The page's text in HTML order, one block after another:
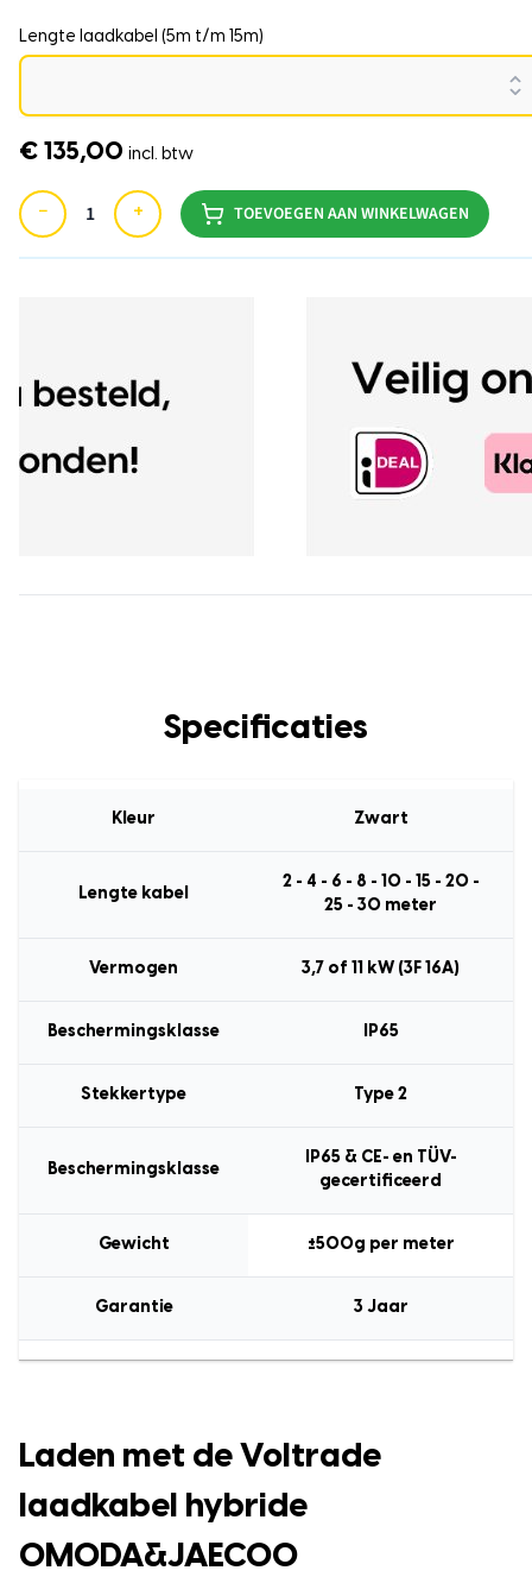
Lengte laadkabel (5m t/m 15m)
€ 135,00 incl. btw
− + TOEVOEGEN AAN WINKELWAGEN
Specificaties
Kleur Zwart
Lengte kabel
2 - 4 - 6 - 8 - 10 - 15 - 20 -
25 - 30 meter
Vermogen 3,7 of 11 kW (3F 16A)
Beschermingsklasse IP65
Stekkertype Type 2
Beschermingsklasse
IP65 & CE- en TÜV-
gecertificeerd
Gewicht ±500g per meter
Garantie 3 Jaar
Laden met de Voltrade
laadkabel hybride
OMODA&JAECOO